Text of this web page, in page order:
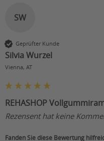
SW
Geprüfter Kunde
Silvia Wurzel
Vienna, AT
REHASHOP
Rezensent hat keine
Fanden Sie diese Bewertung